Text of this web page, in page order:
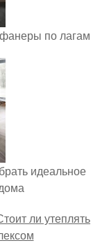
по лагам
идеальное